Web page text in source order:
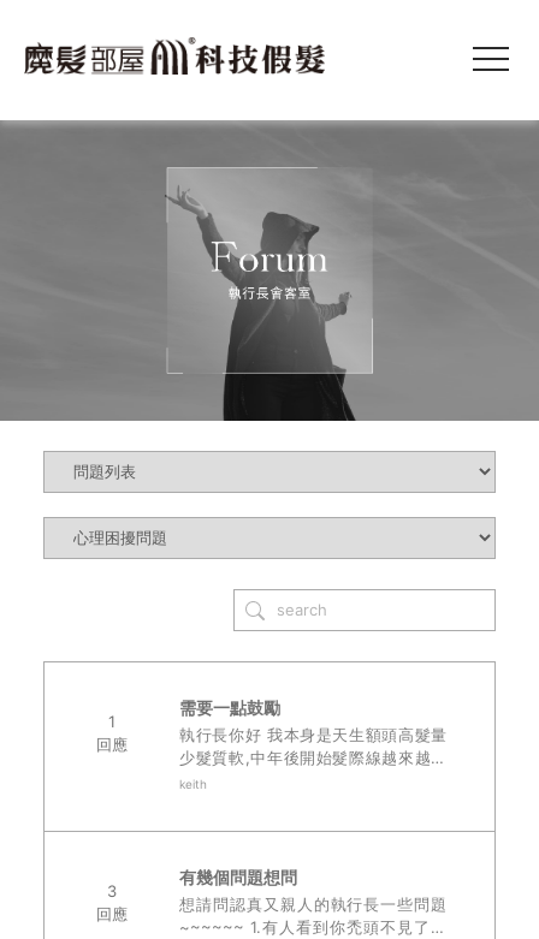
1
回應
需要一點鼓勵
執行長你好 我本身是天生額頭高髮量
少髮質軟,中年後開始髮際線越來越往
後 今年初下定決心走進魔法部屋,5月
keith
3
回應
有幾個問題想問
想請問認真又親人的執行長一些問題
~~~~~~ 1.有人看到你禿頭不見了怎